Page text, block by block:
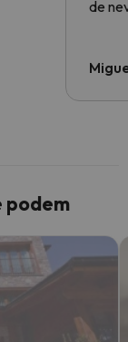
de
podem